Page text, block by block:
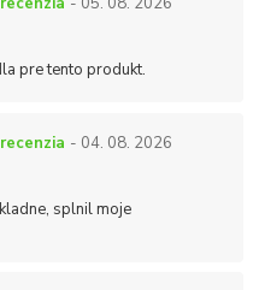
pre tento produkt.
- 04. 08. 2026
splnil moje